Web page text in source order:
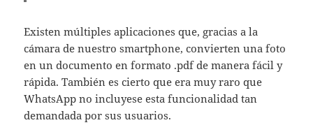
Existen múltiples aplicaciones que, gracias a la
cámara de nuestro smartphone, convierten una foto
en un documento en formato .pdf de manera fácil y
rápida. También es cierto que era muy raro que
WhatsApp no incluyese esta funcionalidad tan
demandada por sus usuarios.